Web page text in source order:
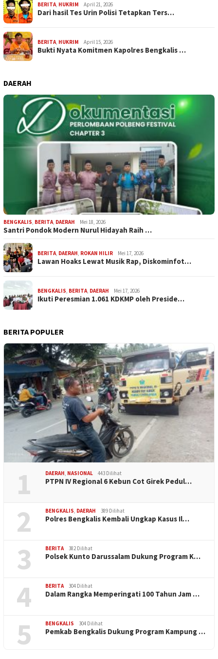
BERITA, HUKRIM April 21, 2026
Dari hasil Tes Urin Polisi Tetapkan Ters…
BERITA, HUKRIM April 15, 2026
Bukti Nyata Komitmen Kapolres Bengkalis …
DAERAH
BENGKALIS, BERITA, DAERAH Mei 18, 2026
Santri Pondok Modern Nurul Hidayah Raih …
BERITA, DAERAH, ROKAN HILIR Mei 17, 2026
Lawan Hoaks Lewat Musik Rap, Diskominfot…
BENGKALIS, BERITA, DAERAH Mei 17, 2026
Ikuti Peresmian 1.061 KDKMP oleh Preside…
BERITA POPULER
1 DAERAH, NASIONAL 443 Dilihat
PTPN IV Regional 6 Kebun Cot Girek Pedul…
2 BENGKALIS, DAERAH 389 Dilihat
Polres Bengkalis Kembali Ungkap Kasus Il…
3 BERITA 382 Dilihat
Polsek Kunto Darussalam Dukung Program K…
4 BERITA 304 Dilihat
Dalam Rangka Memperingati 100 Tahun Jam …
5 BENGKALIS 304 Dilihat
Pemkab Bengkalis Dukung Program Kampung …